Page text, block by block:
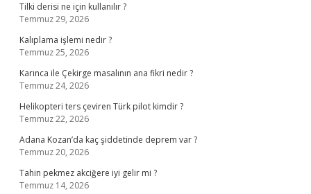
Tilki derisi ne için kullanılır ?
Temmuz 29, 2026
Kalıplama işlemi nedir ?
Temmuz 25, 2026
Karınca ile Çekirge masalının ana fikri nedir ?
Temmuz 24, 2026
Helikopteri ters çeviren Türk pilot kimdir ?
Temmuz 22, 2026
Adana Kozan’da kaç şiddetinde deprem var ?
Temmuz 20, 2026
Tahin pekmez akciğere iyi gelir mi ?
Temmuz 14, 2026